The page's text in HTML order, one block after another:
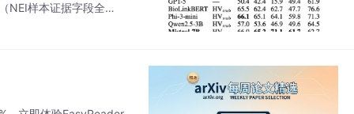
NEI样本证据字段全